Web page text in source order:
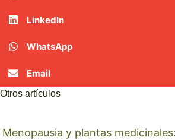
LinkedIn
WhatsApp
Email
Otros artículos
Menopausia y plantas